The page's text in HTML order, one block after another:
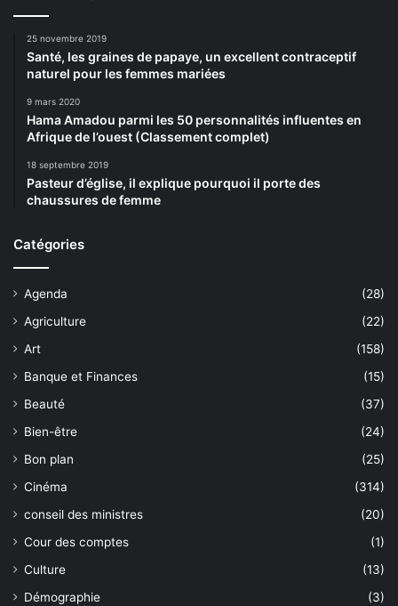
25 novembre 2019
Santé, les graines de papaye, un excellent contraceptif
naturel pour les femmes mariées
9 mars 2020
Hama Amadou parmi les 50 personnalités influentes en
Afrique de l’ouest (Classement complet)
18 septembre 2019
Pasteur d’église, il explique pourquoi il porte des
chaussures de femme
Catégories
Agenda
(28)
Agriculture
(22)
Art
(158)
Banque et Finances
(15)
Beauté
(37)
Bien-être
(24)
Bon plan
(25)
Cinéma
(314)
conseil des ministres
(20)
Cour des comptes
(1)
Culture
(13)
Démographie
(3)